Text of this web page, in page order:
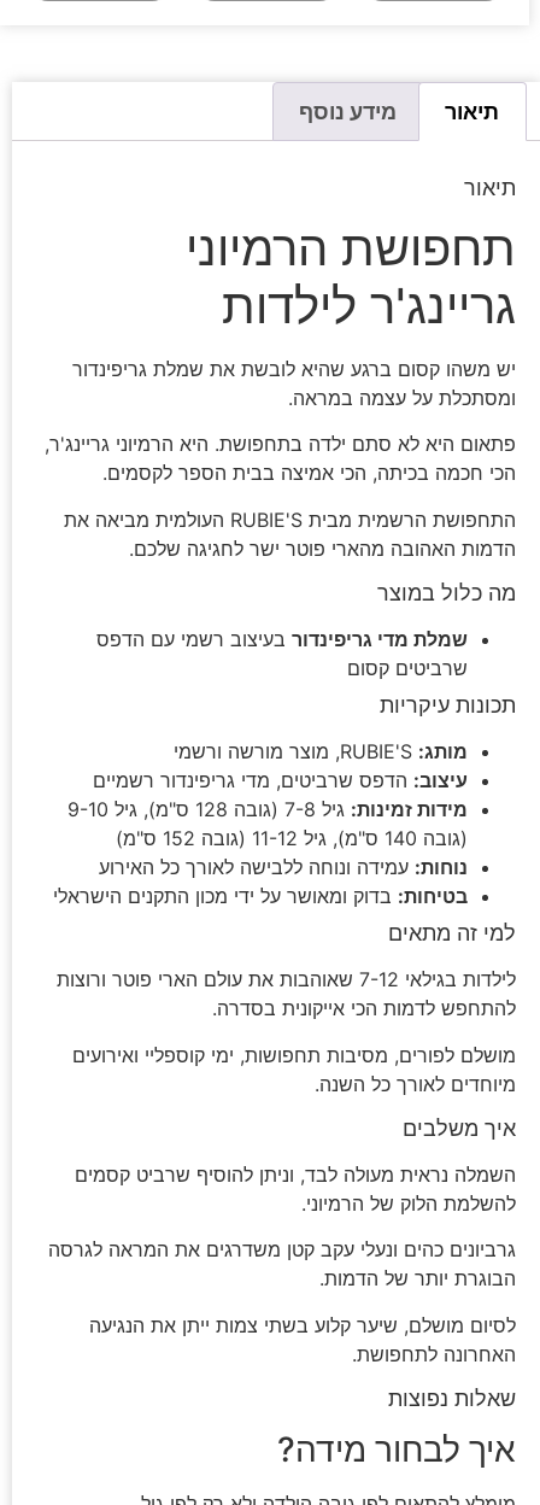
תיאור מידע נוסף
תיאור
תחפושת הרמיוני
גריינג'ר לילדות
יש משהו קסום ברגע שהיא לובשת את שמלת גריפינדור
ומסתכלת על עצמה במראה.
פתאום היא לא סתם ילדה בתחפושת. היא הרמיוני גריינג'ר,
הכי חכמה בכיתה, הכי אמיצה בבית הספר לקסמים.
התחפושת הרשמית מבית RUBIE'S העולמית מביאה את
הדמות האהובה מהארי פוטר ישר לחגיגה שלכם.
מה כלול במוצר
שמלת מדי גריפינדור בעיצוב רשמי עם הדפס
שרביטים קסום
תכונות עיקריות
מותג:
עיצוב: הדפס שרביטים, מדי גריפינדור רשמיים
מידות זמינות:
גיל 7-8 (גובה 128 ס"מ), גיל 9-10
(גובה 140 ס"מ), גיל 11-12 (גובה 152 ס"מ)
נוחות: עמידה ונוחה ללבישה לאורך כל האירוע
בטיחות: בדוק ומאושר על ידי מכון התקנים הישראלי
למי זה מתאים
לילדות בגילאי 7-12 שאוהבות את עולם הארי פוטר ורוצות
להתחפש לדמות הכי אייקונית בסדרה.
מושלם לפורים, מסיבות תחפושות, ימי קוספליי ואירועים
מיוחדים לאורך כל השנה.
איך משלבים
השמלה נראית מעולה לבד, וניתן להוסיף שרביט קסמים
להשלמת הלוק של הרמיוני.
גרביונים כהים ונעלי עקב קטן משדרגים את המראה לגרסה
הבוגרת יותר של הדמות.
לסיום מושלם, שיער קלוע בשתי צמות ייתן את הנגיעה
האחרונה לתחפושת.
שאלות נפוצות
איך לבחור מידה?